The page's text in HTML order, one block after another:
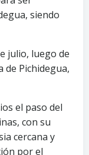
siendo
julio, luego de
de Pichidegua,
el paso del
con su
cercana y
por el